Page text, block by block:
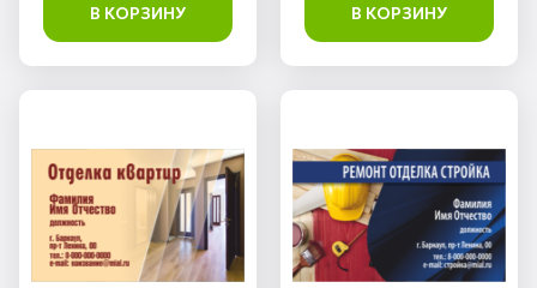
В КОРЗИНУ В КОРЗИНУ